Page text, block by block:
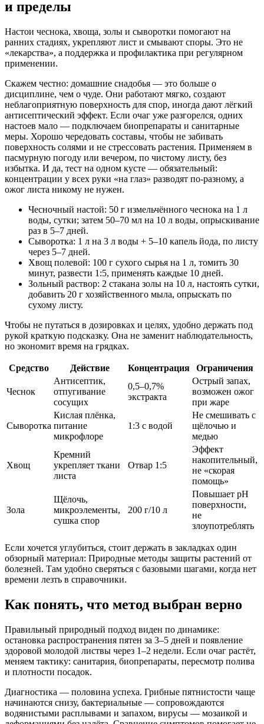
и пределы
Настои чеснока, хвоща, золы и сыворотки помогают на
ранних стадиях, укрепляют лист и смывают споры. Это не
«лекарства», а поддержка и профилактика при регулярном
применении.
Скажем честно: домашние снадобья — это больше о
дисциплине, чем о чуде. Они работают мягко, создают
неблагоприятную поверхность для спор, иногда дают лёгкий
антисептический эффект. Если очаг уже разгорелся, одних
настоев мало — подключаем биопрепараты и санитарные
меры. Хорошо чередовать составы, чтобы не забивать
поверхность солями и не стрессовать растения. Применяем в
пасмурную погоду или вечером, по чистому листу, без
избытка. И да, тест на одном кусте — обязательный:
концентрации у всех руки «на глаз» разводят по-разному, а
ожог листа никому не нужен.
Чесночный настой: 50 г измельчённого чеснока на 1 л
воды, сутки; затем 50–70 мл на 10 л воды, опрыскивание
раз в 5–7 дней.
Сыворотка: 1 л на 3 л воды + 5–10 капель йода, по листу
через 5–7 дней.
Хвощ полевой: 100 г сухого сырья на 1 л, томить 30
минут, развести 1:5, применять каждые 10 дней.
Зольный раствор: 2 стакана золы на 10 л, настоять сутки,
добавить 20 г хозяйственного мыла, опрыскать по
сухому листу.
Чтобы не путаться в дозировках и целях, удобно держать под
рукой краткую подсказку. Она не заменит наблюдательность,
но экономит время на грядках.
Средство Действие Концентрация Ограничения
Чеснок
Антисептик,
отпугивание
сосущих
0,5–0,7%
экстракта
Острый запах,
возможен ожог
при жаре
Сыворотка
Кислая плёнка,
питание
микрофлоре
1:3 с водой
Не смешивать с
щёлочью и
медью
Хвощ
Кремний
укрепляет ткани
листа
Отвар 1:5
Эффект
накопительный,
не «скорая
помощь»
Зола
Щёлочь,
микроэлементы,
сушка спор
200 г/10 л
Повышает pH
поверхности,
не
злоупотреблять
Если хочется углубиться, стоит держать в закладках один
обзорный материал: Природные методы защиты растений от
болезней. Там удобно сверяться с базовыми шагами, когда нет
времени лезть в справочники.
Как понять, что метод выбран верно
Правильный природный подход виден по динамике:
остановка распространения пятен за 3–5 дней и появление
здоровой молодой листвы через 1–2 недели. Если очаг растёт,
меняем тактику: санитария, биопрепараты, пересмотр полива
и плотности посадок.
Диагностика — половина успеха. Грибные пятнистости чаще
начинаются снизу, бактериальные — сопровождаются
водянистыми расплывами и запахом, вирусы — мозаикой и